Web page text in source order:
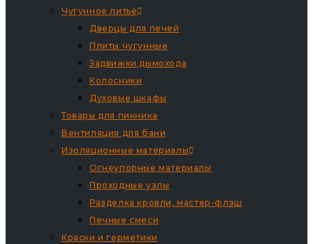
Чугунное литьё
Дверцы для печей
Плиты чугунные
Задвижки дымохода
Колосники
Духовые шкафы
Товары для пикника
Вентиляция для бани
Изоляционные материалы
Огнеупорные материалы
Проходные узлы
Разделка кровли, мастер-флэш
Печные смеси
Краски и герметики